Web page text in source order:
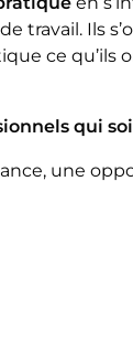
travail. Ils
ce qu’ils
qui
une